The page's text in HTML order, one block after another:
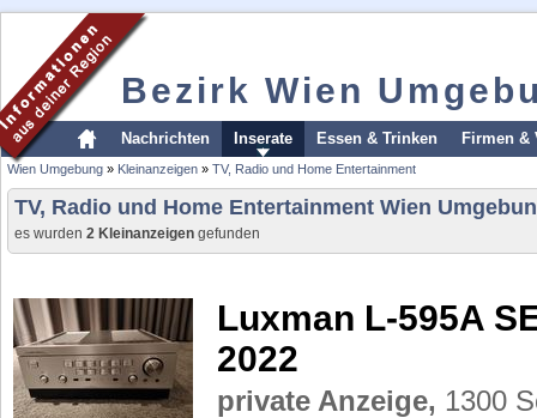
Bezirk Wien
Nachrichten Inserate Essen & Trinken Firmen &
Wien Umgebung » Kleinanzeigen » TV, Radio und Home Entertainment
TV, Radio und Home Entertainment Wien
es wurden 2 Kleinanzeigen gefunden
Luxman L-595A
2022
private Anzeige, 1300